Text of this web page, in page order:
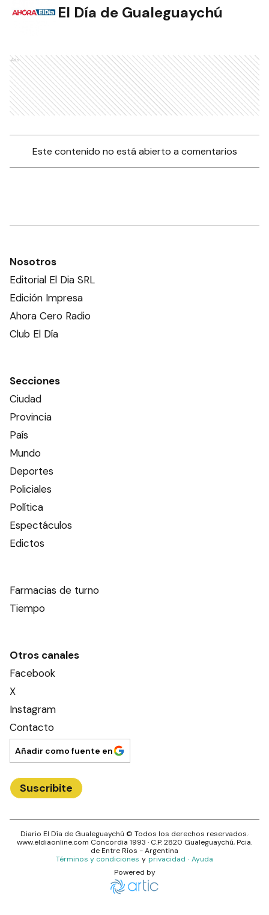
El Día de Gualeguaychú
Ads
Este contenido no está abierto a comentarios
Nosotros
Editorial El Dia SRL
Edición Impresa
Ahora Cero Radio
Club El Día
Secciones
Ciudad
Provincia
País
Mundo
Deportes
Policiales
Política
Espectáculos
Edictos
Farmacias de turno
Tiempo
Otros canales
Facebook
X
Instagram
Contacto
Añadir como fuente en
Suscribite
Diario El Día de Gualeguaychú © Todos los derechos reservados.·
www.eldiaonline.com Concordia 1993 · C.P.2820 Gualeguaychú, Pcia.
deEntre Ríos - Argentina
Términos y condiciones y privacidad · Ayuda
Powered by